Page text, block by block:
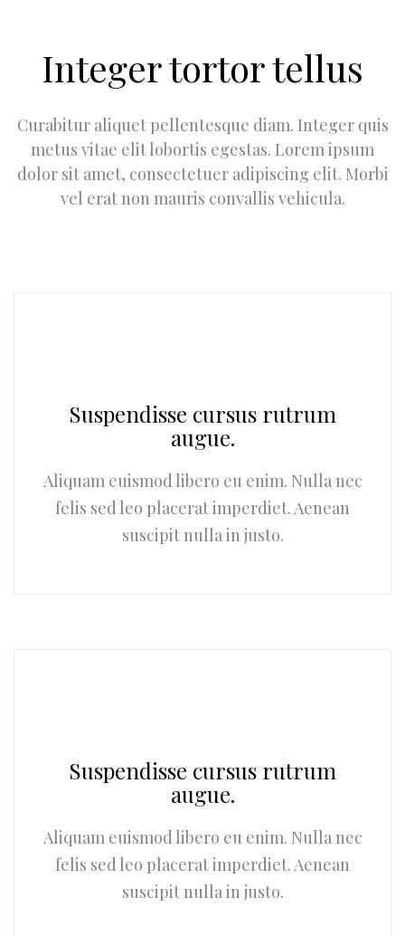
Integer tortor tellus
Curabitur aliquet pellentesque diam. Integer quis
metus vitae elit lobortis egestas. Lorem ipsum
dolor sit amet, consectetuer adipiscing elit. Morbi
vel erat non mauris convallis vehicula.
Suspendisse cursus rutrum
augue.
Aliquam euismod libero eu enim. Nulla nec
felis sed leo placerat imperdiet. Aenean
suscipit nulla in justo.
Suspendisse cursus rutrum
augue.
Aliquam euismod libero eu enim. Nulla nec
felis sed leo placerat imperdiet. Aenean
suscipit nulla in justo.